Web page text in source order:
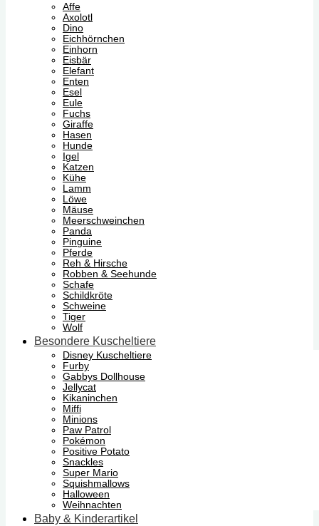
Affe
Axolotl
Dino
Eichhörnchen
Einhorn
Eisbär
Elefant
Enten
Esel
Eule
Fuchs
Giraffe
Hasen
Hunde
Igel
Katzen
Kühe
Lamm
Löwe
Mäuse
Meerschweinchen
Panda
Pinguine
Pferde
Reh & Hirsche
Robben & Seehunde
Schafe
Schildkröte
Schweine
Tiger
Wolf
Besondere Kuscheltiere
Disney Kuscheltiere
Furby
Gabbys Dollhouse
Jellycat
Kikaninchen
Miffi
Minions
Paw Patrol
Pokémon
Positive Potato
Snackles
Super Mario
Squishmallows
Halloween
Weihnachten
Baby & Kinderartikel